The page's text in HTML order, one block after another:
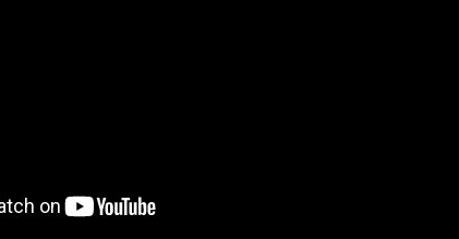
其中的义理。
一般所说佛教的法师，是说出家剃度了，受了三坛大戒
系列”弘法视频的每一集的片头，引述 释迦世尊在《阿
世尊所说法师，云何名为法师？】就是请问 如来：“法
于色说是生厌、离欲、灭尽、寂静法者，是名法师；若
是说，如果有人为人说明色阴是生灭的、虚妄的，不是
，这个人就称为法师，这就是声闻法中所说的法师。
、灭尽、寂静，这是 世尊在阿含声闻法中极为重要的